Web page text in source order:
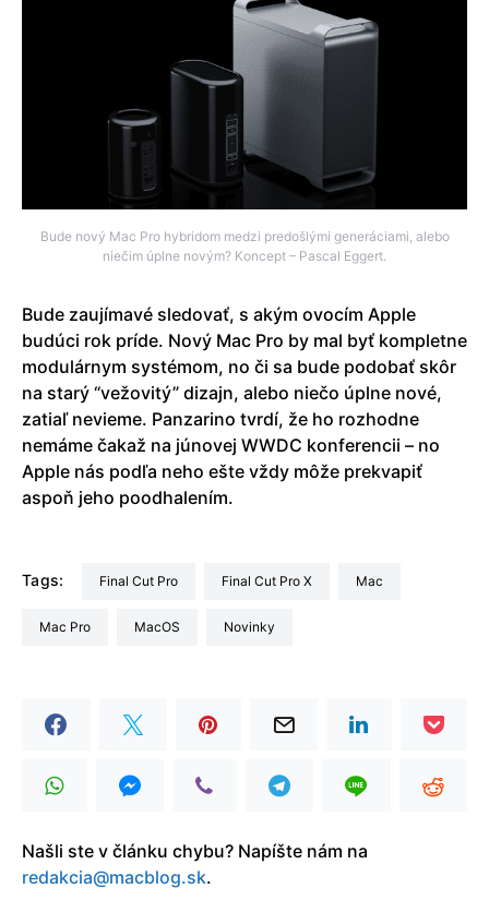
Bude nový Mac Pro hybridom medzi predošlými generáciami, alebo
niečim úplne novým? Koncept – Pascal Eggert.
Bude zaujímavé sledovať, s akým ovocím Apple
budúci rok príde. Nový Mac Pro by mal byť kompletne
modulárnym systémom, no či sa bude podobať skôr
na starý “vežovitý” dizajn, alebo niečo úplne nové,
zatiaľ nevieme. Panzarino tvrdí, že ho rozhodne
nemáme čakaž na júnovej WWDC konferencii – no
Apple nás podľa neho ešte vždy môže prekvapiť
aspoň jeho poodhalením.
Tags: Final Cut Pro Final Cut Pro X Mac
Mac Pro macOS Novinky
Našli ste v článku chybu? Napíšte nám na
redakcia@macblog.sk.